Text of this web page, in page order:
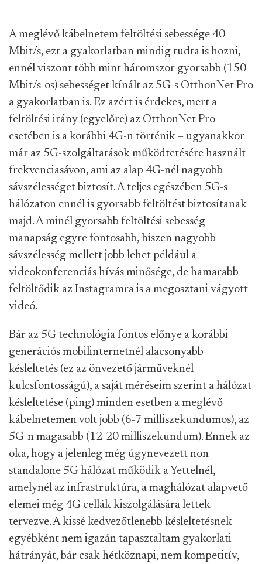
A meglévő kábelnetem feltöltési sebessége 40
Mbit/s, ezt a gyakorlatban mindig tudta is hozni,
ennél viszont több mint háromszor gyorsabb (150
Mbit/s-os) sebességet kínált az 5G-s OtthonNet Pro
a gyakorlatban is. Ez azért is érdekes, mert a
feltöltési irány (egyelőre) az OtthonNet Pro
esetében is a korábbi 4G-n történik – ugyanakkor
már az 5G-szolgáltatások működtetésére használt
frekvenciasávon, ami az alap 4G-nél nagyobb
sávszélességet biztosít. A teljes egészében 5G-s
hálózaton ennél is gyorsabb feltöltést biztosítanak
majd. A minél gyorsabb feltöltési sebesség
manapság egyre fontosabb, hiszen nagyobb
sávszélesség mellett jobb lehet például a
videokonferenciás hívás minősége, de hamarabb
feltöltődik az Instagramra is a megosztani vágyott
videó.
Bár az 5G technológia fontos előnye a korábbi
generációs mobilinternetnél alacsonyabb
késleltetés (ez az önvezető járműveknél
kulcsfontosságú), a saját méréseim szerint a hálózat
késleltetése (ping) minden esetben a meglévő
kábelnetemen volt jobb (6-7 milliszekundumos), az
5G-n magasabb (12-20 milliszekundum). Ennek az
oka, hogy a jelenleg még úgynevezett non-
standalone 5G hálózat működik a Yettelnél,
amelynél az infrastruktúra, a maghálózat alapvető
elemei még 4G cellák kiszolgálására lettek
tervezve. A kissé kedvezőtlenebb késleltetésnek
egyébként nem igazán tapasztaltam gyakorlati
hátrányát, bár csak hétköznapi, nem kompetitív,